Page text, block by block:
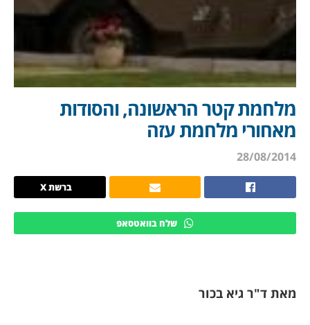
מלחמת קטר הראשונה, והסודות
מאחורי מלחמת עזה
28/08/2014
ברשת X
שלח בוואטסאפ
מאת ד"ר גיא בכור